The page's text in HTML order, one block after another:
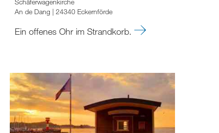
Schäferwagenkirche
An de Dang | 24340 Eckernförde
Ein offenes Ohr im Strandkorb.